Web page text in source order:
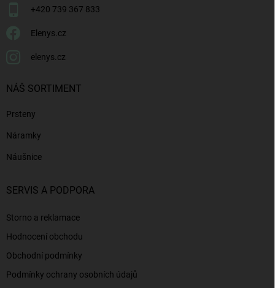
+420 739 367 833
Elenys.cz
elenys.cz
NÁŠ SORTIMENT
Prsteny
Náramky
Náušnice
SERVIS A PODPORA
Storno a reklamace
Hodnocení obchodu
Obchodní podmínky
Podmínky ochrany osobních údajů